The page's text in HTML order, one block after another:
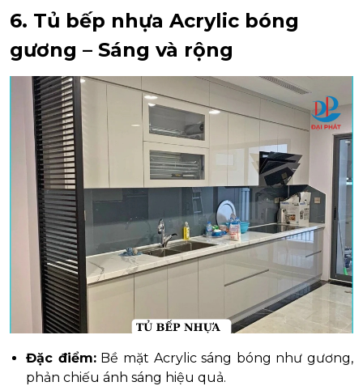
6. Tủ bếp nhựa Acrylic bóng
gương – Sáng và rộng
Đặc điểm:Bề mặt Acrylic sáng bóng như gương,
phản chiếu ánh sáng hiệu quả.